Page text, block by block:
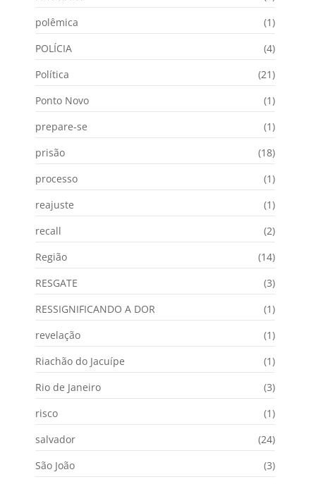
polêmica
(1)
POLÍCIA
(4)
Política
(21)
Ponto Novo
(1)
prepare-se
(1)
prisão
(18)
processo
(1)
reajuste
(1)
recall
(2)
Região
(14)
RESGATE
(3)
RESSIGNIFICANDO A DOR
(1)
revelação
(1)
Riachão do Jacuípe
(1)
Rio de Janeiro
(3)
risco
(1)
salvador
(24)
São João
(3)